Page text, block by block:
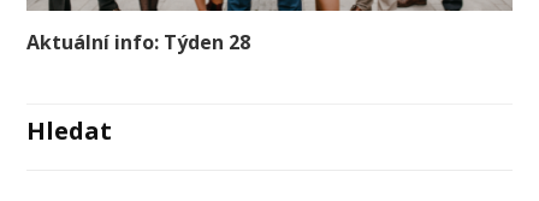
Aktuální info: Týden 28
Hledat